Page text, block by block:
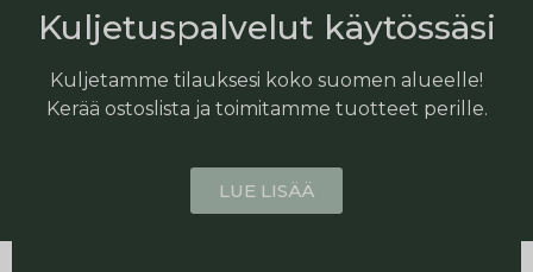
Kuljetuspalvelut käytössäsi
Kuljetamme tilauksesi koko suomen alueelle!
Kerää ostoslista ja toimitamme tuotteet perille.
LUE LISÄÄ